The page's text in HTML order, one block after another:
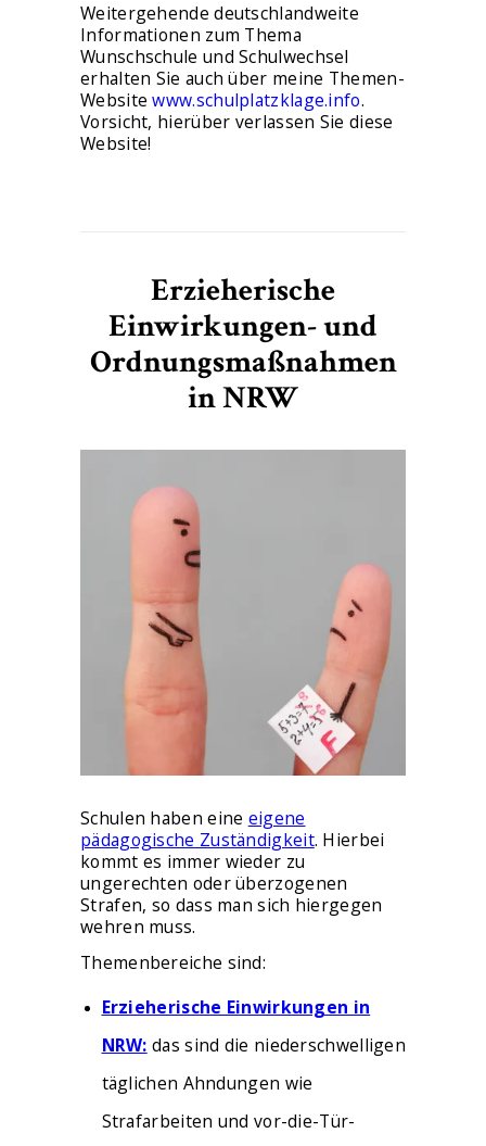
Weitergehende deutschlandweite
Informationen zum Thema
Wunschschule und Schulwechsel
erhalten Sie auch über meine Themen-
Websitewww.schulplatzklage.info.
Vorsicht, hierüber verlassen Sie diese
Website!
Erzieherische
Einwirkungen- und
Ordnungsmaßnahmen
in NRW
Schulen haben eine eigene
pädagogische Zuständigkeit. Hierbei
kommt es immer wieder zu
ungerechten oder überzogenen
Strafen, so dass man sich hiergegen
wehren muss.
Themenbereiche sind:
Erzieherische Einwirkungen in
NRW: das sind die niederschwelligen
täglichen Ahndungen wie
Strafarbeiten und vor-die-Tür-